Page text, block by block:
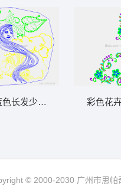
色长发少女刺绣设计图彩色花
© 2000-2030 广州市思帕